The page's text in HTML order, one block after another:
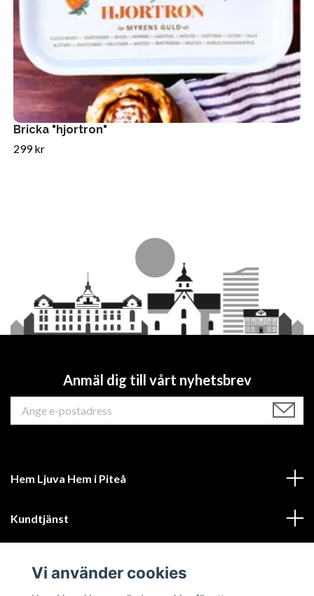
Bricka "hjortron"
299 kr
Anmäl dig till vårt nyhetsbrev
Hem Ljuva Hem i Piteå
Kundtjänst
Vi använder cookies